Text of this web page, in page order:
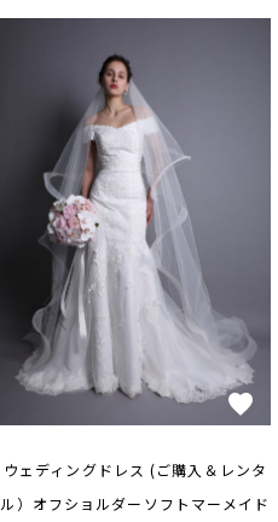
ウェディングドレス (ご購入＆レンタ
ル）オフショルダーソフトマーメイド